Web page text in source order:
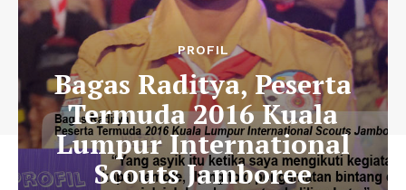
PROFIL
Bagas Raditya, Peserta
Termuda 2016 Kuala
Lumpur International
Scouts Jamboree